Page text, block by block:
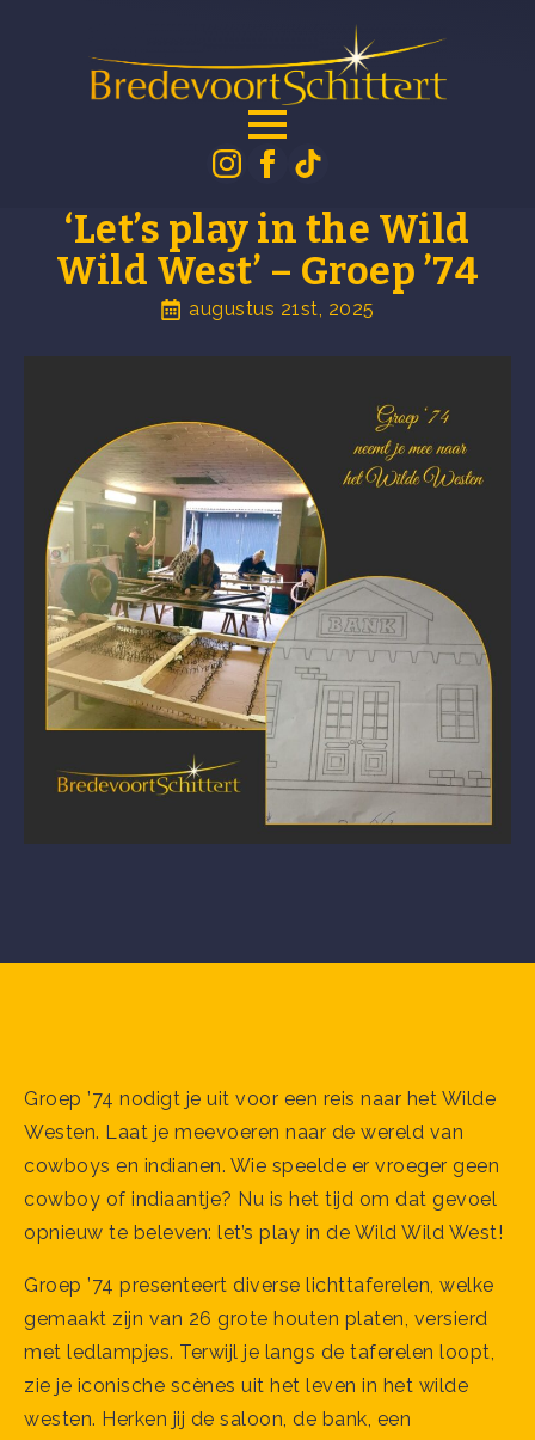
‘Let’s play in the Wild
Wild West’ – Groep ’74
augustus 21st, 2025
Groep ’74 nodigt je uit voor een reis naar het Wilde
Westen. Laat je meevoeren naar de wereld van
cowboys en indianen. Wie speelde er vroeger geen
cowboy of indiaantje? Nu is het tijd om dat gevoel
opnieuw te beleven: let’s play in de Wild Wild West!
Groep ’74 presenteert diverse lichttaferelen, welke
gemaakt zijn van 26 grote houten platen, versierd
met ledlampjes. Terwijl je langs de taferelen loopt,
zie je iconische scènes uit het leven in het wilde
westen. Herken jij de saloon, de bank, een